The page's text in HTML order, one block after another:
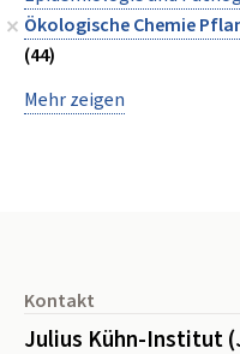
Ökologische Chemie
(44)
Mehr zeigen
Kontakt
Julius Kühn-Institut